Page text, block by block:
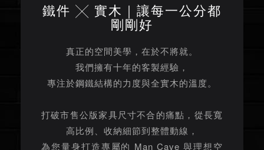
鐵件 ╳ 實木｜讓每一公分都
剛剛好
真正的空間美學，在於不將就。
我們擁有十年的客製經驗，
專注於鋼鐵結構的力度與全實木的溫度。
打破市售公版家具尺寸不合的痛點，從長寬
高比例、收納細節到整體動線，
為您量身打造專屬的 Man Cave 與理想空